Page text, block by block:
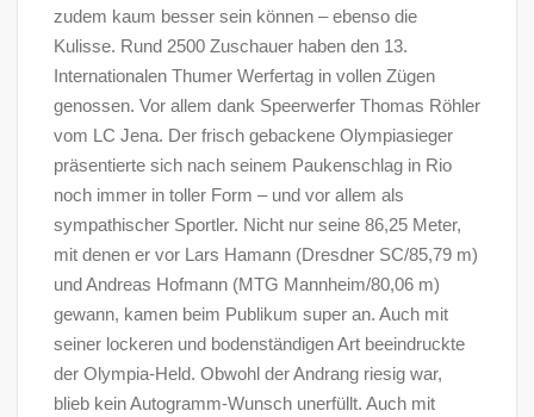
zudem kaum besser sein können – ebenso die
Kulisse. Rund 2500 Zuschauer haben den 13.
Internationalen Thumer Werfertag in vollen Zügen
genossen. Vor allem dank Speerwerfer Thomas Röhler
vom LC Jena. Der frisch gebackene Olympiasieger
präsentierte sich nach seinem Paukenschlag in Rio
noch immer in toller Form – und vor allem als
sympathischer Sportler. Nicht nur seine 86,25 Meter,
mit denen er vor Lars Hamann (Dresdner SC/85,79 m)
und Andreas Hofmann (MTG Mannheim/80,06 m)
gewann, kamen beim Publikum super an. Auch mit
seiner lockeren und bodenständigen Art beeindruckte
der Olympia-Held. Obwohl der Andrang riesig war,
blieb kein Autogramm-Wunsch unerfüllt. Auch mit